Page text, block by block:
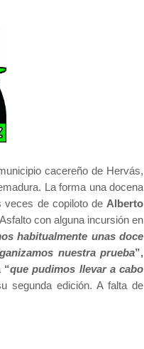
cacereño de Hervás,
La forma una docena
de copiloto de Alberto
con alguna incursión en
habitualmente unas doce
nuestra prueba”,
“que pudimos llevar a cabo
segunda edición. A falta de